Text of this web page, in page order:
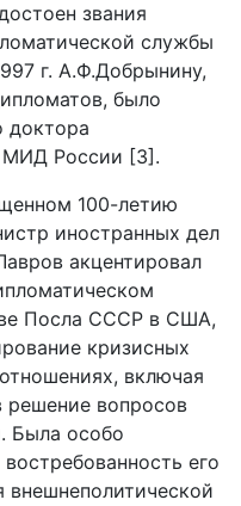
звания
службы
г. А.Ф.Добрынину,
было
доктора
МИД России [3].
100-летию
иностранных дел
акцентировал
Посла СССР в США,
кризисных
включая
решение вопросов
Была особо
его
внешнеполитической